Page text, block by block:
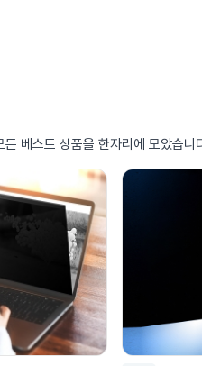
든 베스트 상품을 한자리에 모았습